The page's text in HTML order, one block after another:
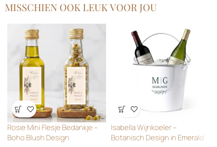
MISSCHIEN OOK LEUK VOOR JOU
Wensenlijst
Rosie Mini Flesje Bedankje –
Boho Blush Design
Wensenlijst
Isabella Wijnkoeler –
Botanisch Design in Emerald